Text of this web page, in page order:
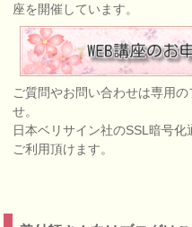
座を開催しています。
ご質問やお問い合わせは専用
せ。
日本ベリサイン社のSSL暗号
ご利用頂けます。